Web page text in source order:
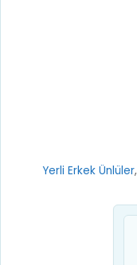
Kategoriler
Yerli Erkek Ünlüler,